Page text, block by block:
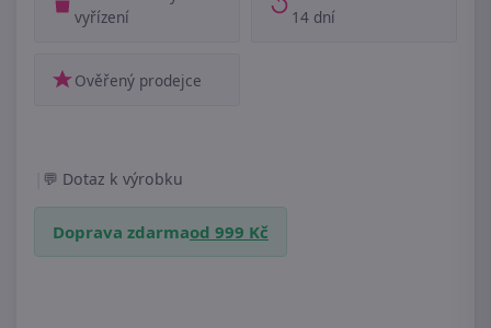
vyřízení
14 dní
Ověřený prodejce
Dotaz k výrobku
Doprava zdarmaod 999 Kč